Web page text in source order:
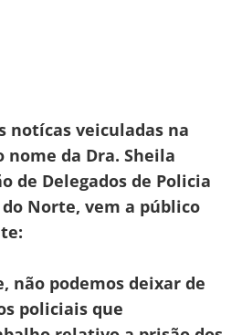
notícas veiculadas na
da Dra. Sheila
de Delegados de Policia
Norte, vem a público
não podemos deixar de
policiais que